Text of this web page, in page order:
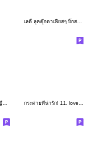
เลดี้ ลุคตุ๊กตาเฟียสๆ บิ๊กสติกเกอร์